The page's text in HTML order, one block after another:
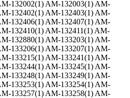
132002(1) AM-132003(1) AM-
132402(1) AM-132403(1) AM-
132406(1) AM-132407(1) AM-
132410(1) AM-132411(1) AM-
132880(1) AM-133203(1) AM-
133206(1) AM-133207(1) AM-
133215(1) AM-133241(1) AM-
133244(1) AM-133245(1) AM-
133248(1) AM-133249(1) AM-
133253(1) AM-133254(1) AM-
133257(1) AM-133258(1) AM-